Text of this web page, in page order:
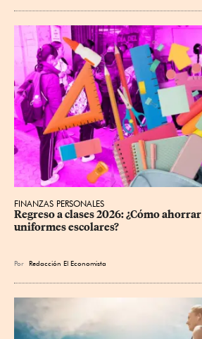
FINANZAS PERSONALES
Regreso a clases 2026: ¿Cómo
uniformes escolares?
Por Redacción El Economista